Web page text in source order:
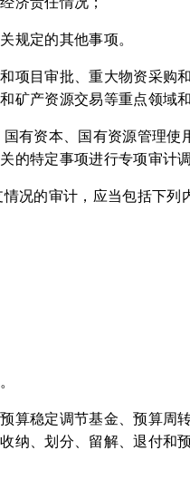
规定的其他事项。
项目审批、重大物资采购
矿产资源交易等重点领域
有资本、国有资源管理使
的特定事项进行专项审计调
况的审计，应当包括下列
算稳定调节基金、预算周
纳、划分、留解、退付和